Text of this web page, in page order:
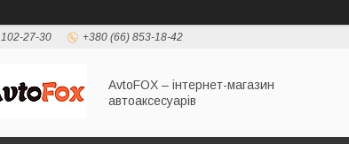
27-30 +380 (66) 853-18-42
AvtoFOX – інтернет-магазин
автоаксесуарів